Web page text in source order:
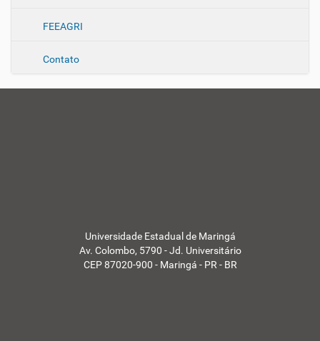
FEEAGRI
Contato
Universidade Estadual de Maringá
Av. Colombo, 5790 - Jd. Universitário
CEP 87020-900 - Maringá - PR - BR